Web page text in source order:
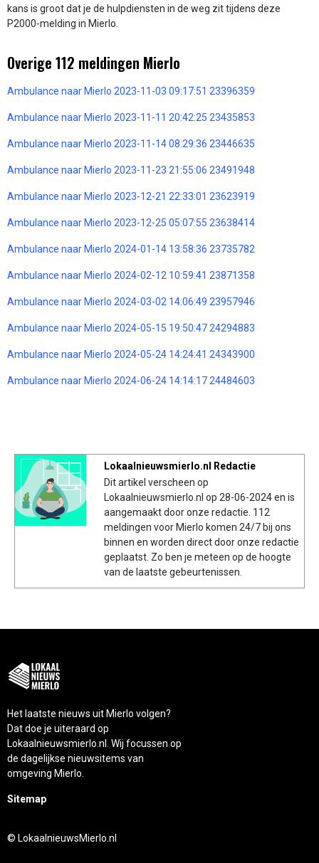
kans is groot dat je de hulpdiensten in de weg zit tijdens deze
P2000-melding in Mierlo.
Overige 112 meldingen Mierlo
Ambulance naar Mierlo 2023-11-03 09:17:51 23396359
Ambulance naar Mierlo 2023-11-11 20:42:25 23435853
Ambulance naar Mierlo 2023-11-14 08:29:36 23446635
Ambulance naar Mierlo 2023-11-23 21:55:06 23491948
Ambulance naar Mierlo 2023-12-21 22:33:01 23623919
Ambulance naar Mierlo 2023-12-25 05:07:55 23638414
Ambulance naar Mierlo 2024-01-14 13:58:36 23735782
Ambulance naar Mierlo 2024-02-12 10:59:41 23871358
Ambulance naar Mierlo 2024-03-02 14:06:49 23957946
Ambulance naar Mierlo 2024-05-15 19:50:47 24294883
Ambulance naar Mierlo 2024-05-24 14:24:41 24343900
Ambulance naar Mierlo 2024-06-24 14:14:17 24484603
Lokaalnieuwsmierlo.nl Redactie
Dit artikel verscheen op
Lokaalnieuwsmierlo.nl op 28-06-2024 en is
aangemaakt door onze redactie. 112
meldingen voor Mierlo komen 24/7 bij ons
binnen en worden direct door onze redactie
geplaatst. Zo ben je meteen op de hoogte
van de laatste gebeurtenissen.
Het laatste nieuws uit Mierlo volgen?
Dat doe je uiteraard op
Lokaalnieuwsmierlo.nl. Wij focussen op
de dagelijkse nieuwsitems van
omgeving Mierlo.
Sitemap
© LokaalnieuwsMierlo.nl